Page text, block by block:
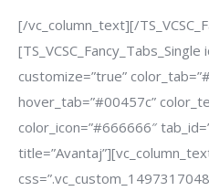
[/vc_column_text][/
[TS_VCSC_Fancy_Tabs_Single
customize=”true”
hover_tab=”#00457c”
color_icon=”#666666″